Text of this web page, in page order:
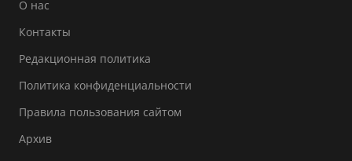
О нас
Контакты
Редакционная политика
Политика конфиденциальности
Правила пользования сайтом
Архив